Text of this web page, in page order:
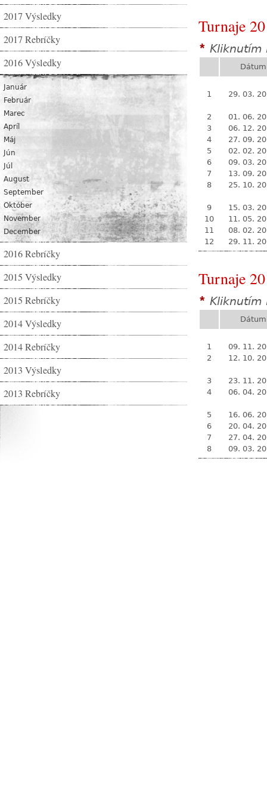
2017 Výsledky
2017 Rebríčky
2016 Výsledky
Január
Február
Marec
Apríl
Máj
Jún
Júl
August
September
Október
November
December
2016 Rebríčky
2015 Výsledky
2015 Rebríčky
2014 Výsledky
2014 Rebríčky
2013 Výsledky
2013 Rebríčky
Turnaje
* Kliknutím
Dátum
1 29. 03.
2
01. 06.
3
06. 12.
4
27. 09.
5
02. 02.
6
09. 03.
7
13. 09.
8
25. 10.
9
15. 03.
10
11. 05.
11
08. 02.
12
29. 11.
Turnaje
* Kliknutím
Dátum
1
09. 11.
2
12. 10.
3
23. 11.
4
06. 04.
5
16. 06.
6
20. 04.
7
27. 04.
8
09. 03.